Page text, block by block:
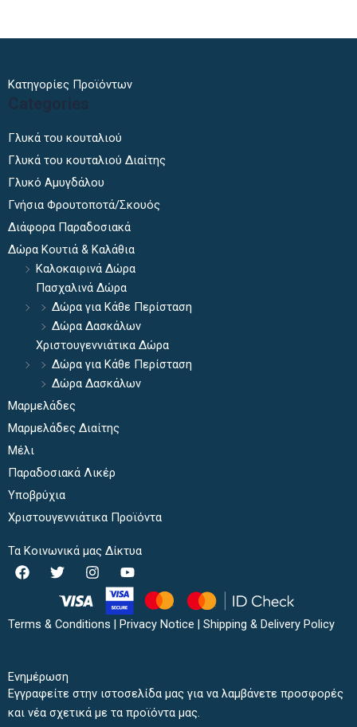
Κατηγορίες Προϊόντων
Categories
Γλυκά του κουταλιού
Γλυκά του κουταλιού Διαίτης
Γλυκό Αμυγδάλου
Γνήσια Φρουτοποτά/Σκουός
Διάφορα Παραδοσιακά
Δώρα Κουτιά & Καλάθια
Καλοκαιρινά Δώρα
Πασχαλινά Δώρα
Δώρα για Κάθε Περίσταση
Δώρα Δασκάλων
Χριστουγεννιάτικα Δώρα
Δώρα για Κάθε Περίσταση
Δώρα Δασκάλων
Μαρμελάδες
Μαρμελάδες Διαίτης
Μέλι
Παραδοσιακά Λικέρ
Υποβρύχια
Χριστουγεννιάτικα Προϊόντα
Τα Κοινωνικά μας Δίκτυα
F
a
b
T
w
i
t
I
n
t
a
Y
o
u
t
u
Terms & Conditions | Privacy Notice | Shipping & Delivery Policy
Ενημέρωση
Εγγραφείτε στην ιστοσελίδα μας για να λαμβάνετε προσφορές
και νέα σχετικά με τα προϊόντα μας.